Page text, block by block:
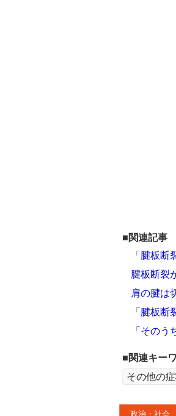
■関連記事
「腱板
腱板断裂
肩の腱は
「腱板
「その
■関連キー
その他の
政治・社会